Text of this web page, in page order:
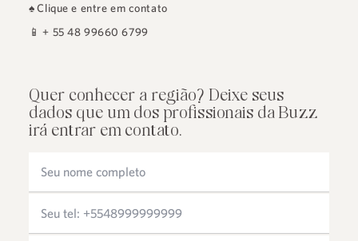
♠Clique e entre em contato
📱+ 55 48 99660 6799
Quer conhecer a região? Deixe seus
dados que um dos profissionais da Buzz
irá entrar em contato.